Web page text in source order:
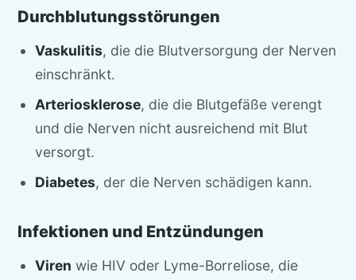
Durchblutungsstörungen
Vaskulitis, die die Blutversorgung der Nerven
einschränkt.
Arteriosklerose, die die Blutgefäße verengt
und die Nerven nicht ausreichend mit Blut
versorgt.
Diabetes, der die Nerven schädigen kann.
Infektionen und Entzündungen
Viren wie HIV oder Lyme-Borreliose, die